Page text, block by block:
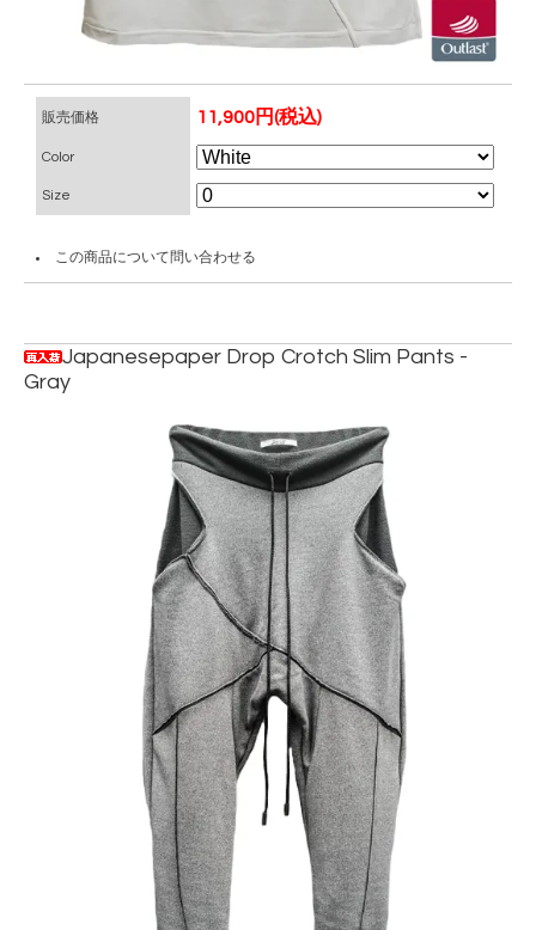
販売価格 11,900円(税込)
Color
Size
この商品について問い合わせる
Japanesepaper Drop Crotch Slim Pants -
Gray